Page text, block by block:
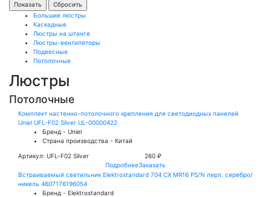
Большие люстры
Каскадные
Люстры на штанге
Люстры-вентиляторы
Подвесные
Потолочные
Люстры
Потолочные
Комплект настенно-потолочного крепления для светодиодных панелей
Uniel UFL-F02 Silver UL-00000422
Бренд - Uniel
Страна производства - Китай
Артикул: UFL-F02 Silver
260 ₽
ПодробнееЗаказать
Встраиваемый светильник Elektrostandard 704 CX MR16 PS/N перл. серебро/
никель 4607176196054
Бренд - Elektrostandard